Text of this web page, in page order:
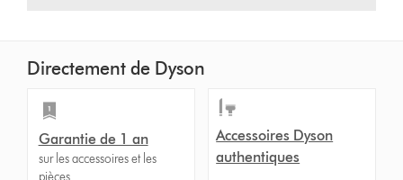
Directement de Dyson
Garantie de 1 an
sur les accessoires et les
Accessoires Dyson
authentiques